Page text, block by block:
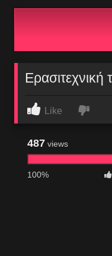
Like
487 views
100%